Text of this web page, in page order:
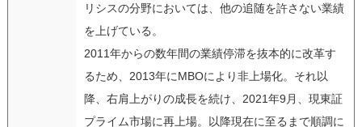
リシスの分野においては、他の追随を許さない業績
を上げている。
2011年からの数年間の業績停滞を抜本的に改革す
るため、2013年にMBOにより非上場化。それ以
降、右肩上がりの成長を続け、2021年9月、現東証
プライム市場に再上場。以降現在に至るまで順調に